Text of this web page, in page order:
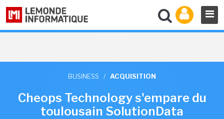
BUSINESS / ACQUISITION
Cheops Technology s'empare du
toulousain SolutionData